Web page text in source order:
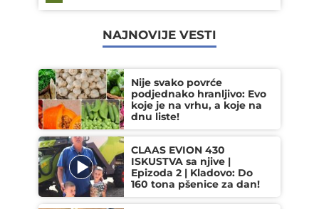
NAJNOVIJE VESTI
Nije svako povrće
podjednako hranljivo: Evo
koje je na vrhu, a koje na
dnu liste!
CLAAS EVION 430
ISKUSTVA sa njive |
Epizoda 2 | Kladovo: Do
160 tona pšenice za dan!